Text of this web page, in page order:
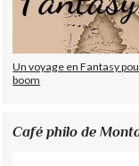
Un voyage en Fantasy
boom
Café philo de